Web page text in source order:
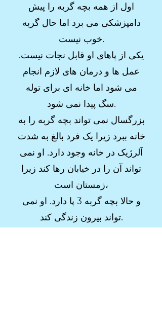
اول از همه بچه گربه را پیش
دامپزشکی می برد اما حال گربه
خوب نیست.
یکی از پاهای او قابل نجات نیست.
عمل ها و درمان های لازم انجام
می شود اما خانه ای برای توله
سگ پیدا نمی شود.
بزرگسال نمی تواند بچه گربه را به
خانه ببرد زیرا یک فرد بالغ به شدت
آلرژیک در خانه وجود دارد. او نمی
تواند آن را در خیابان رها کند زیرا
زمستان است،
و حالا بچه گربه 3 پا دارد. او نمی
تواند بیرون زندگی کند.